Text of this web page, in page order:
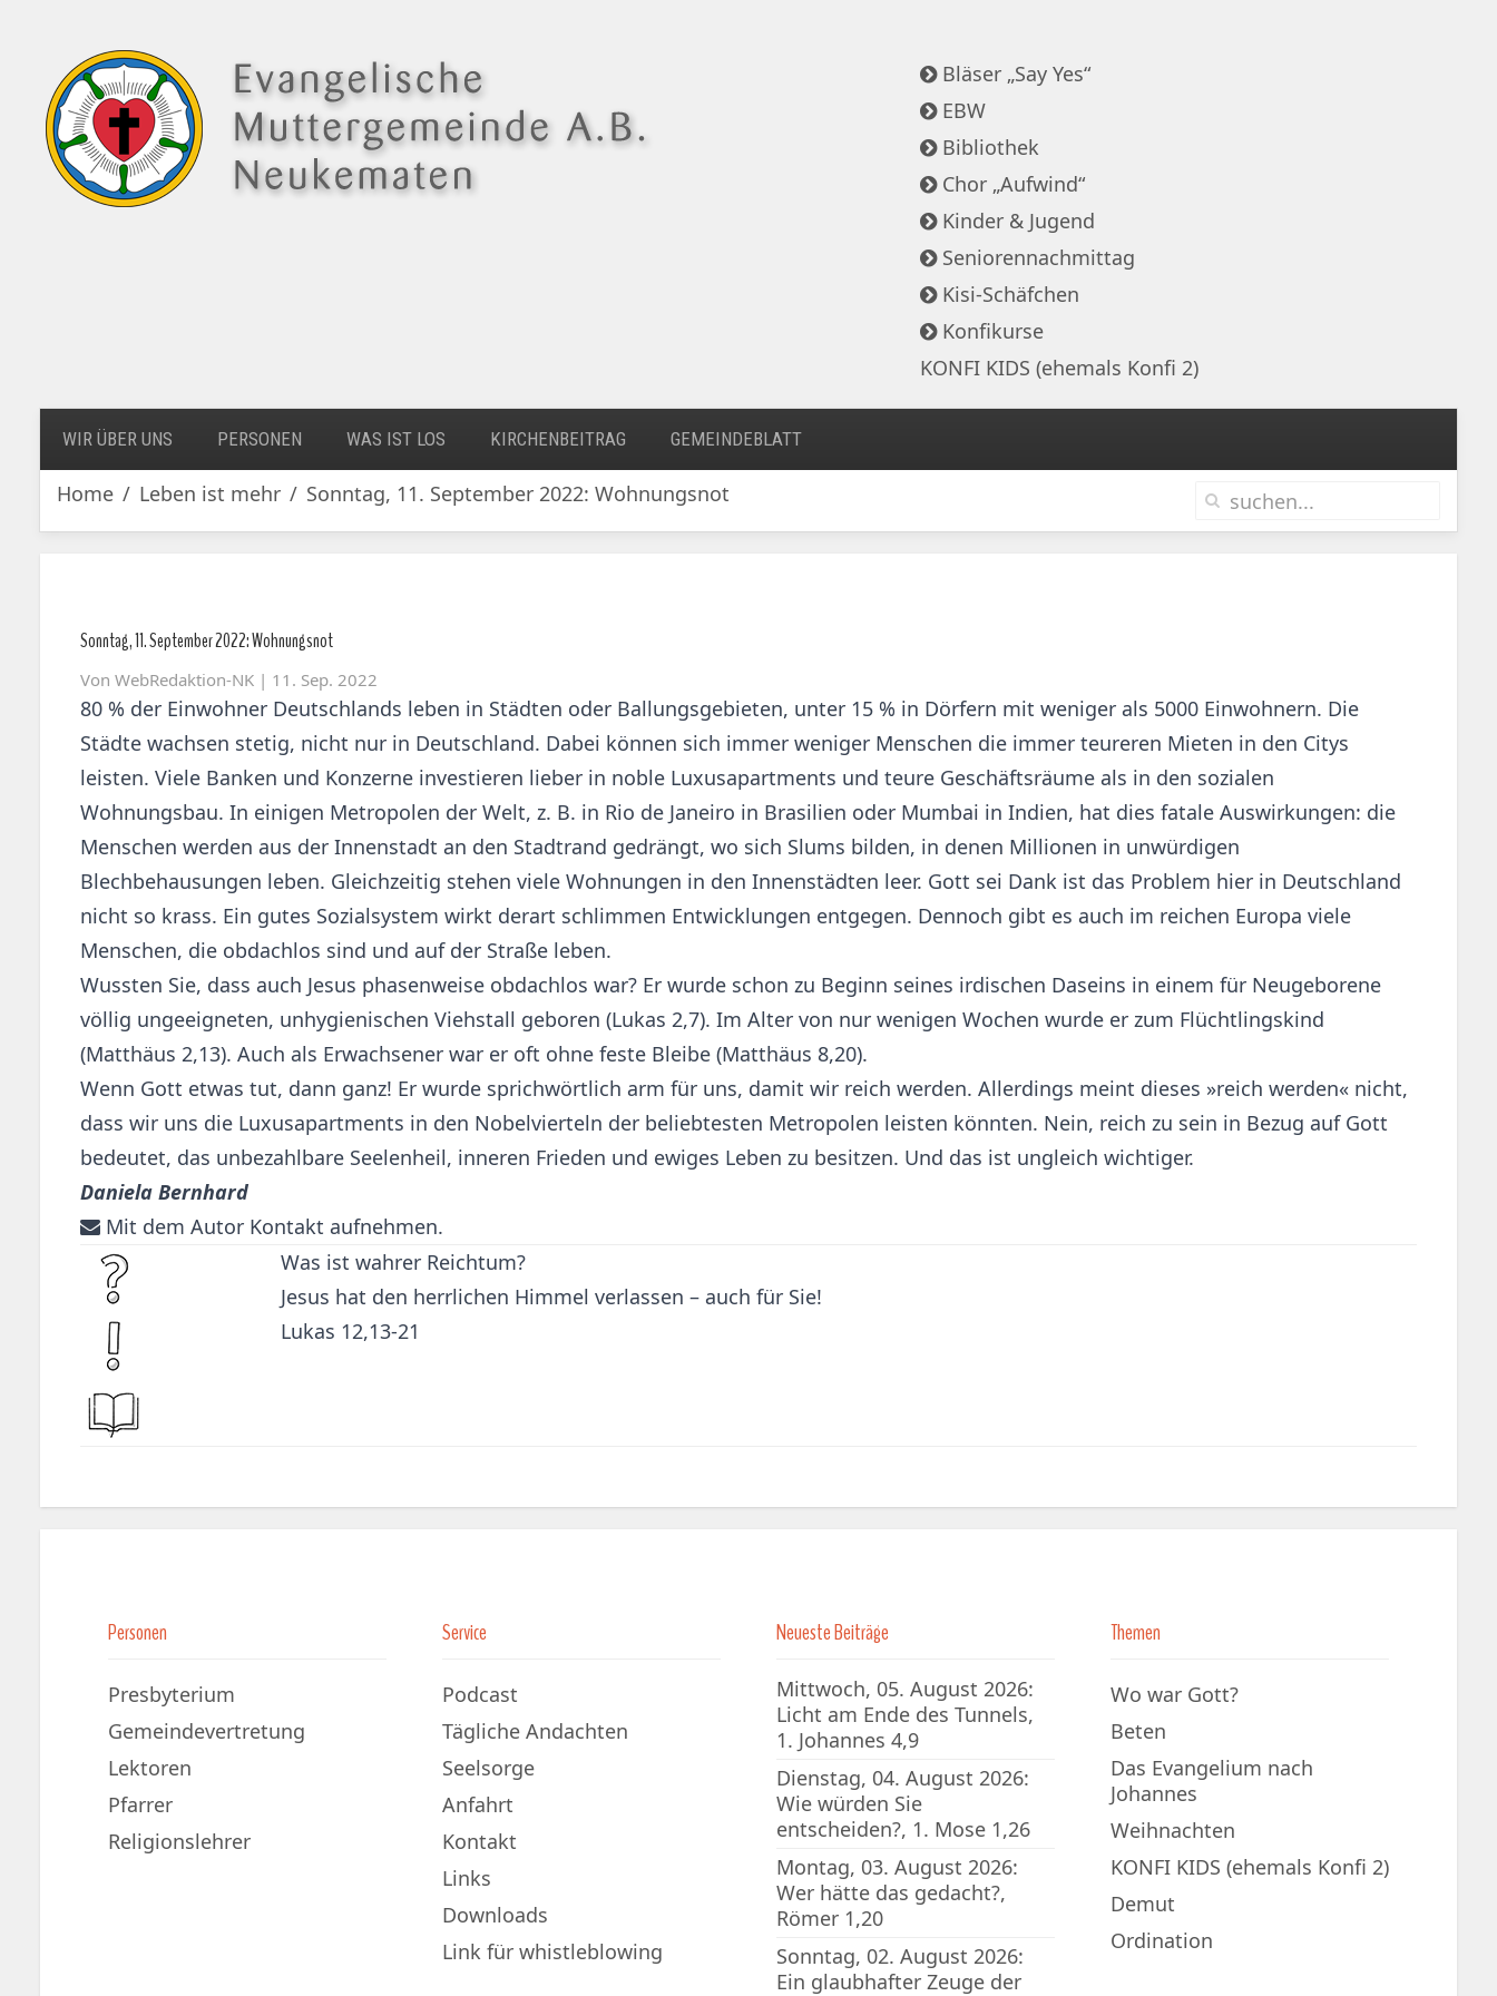
Bläser „Say Yes“
EBW
Bibliothek
Chor „Aufwind“
Kinder & Jugend
Seniorennachmittag
Kisi-Schäfchen
Konfikurse
KONFI KIDS (ehemals Konfi 2)
WIR ÜBER UNS PERSONEN WAS IST LOS KIRCHENBEITRAG GEMEINDEBLATT
Home Leben ist mehr Sonntag, 11. September 2022: Wohnungsnot
Sonntag, 11. September 2022: Wohnungsnot
Von WebRedaktion-NK | 11. Sep. 2022
80 % der Einwohner Deutschlands leben in Städten oder Ballungsgebieten, unter 15 % in Dörfern mit weniger als 5000 Einwohnern. Die
Städte wachsen stetig, nicht nur in Deutschland. Dabei können sich immer weniger Menschen die immer teureren Mieten in den Citys
leisten. Viele Banken und Konzerne investieren lieber in noble Luxusapartments und teure Geschäftsräume als in den sozialen
Wohnungsbau. In einigen Metropolen der Welt, z. B. in Rio de Janeiro in Brasilien oder Mumbai in Indien, hat dies fatale Auswirkungen: die
Menschen werden aus der Innenstadt an den Stadtrand gedrängt, wo sich Slums bilden, in denen Millionen in unwürdigen
Blechbehausungen leben. Gleichzeitig stehen viele Wohnungen in den Innenstädten leer. Gott sei Dank ist das Problem hier in Deutschland
nicht so krass. Ein gutes Sozialsystem wirkt derart schlimmen Entwicklungen entgegen. Dennoch gibt es auch im reichen Europa viele
Menschen, die obdachlos sind und auf der Straße leben.
Wussten Sie, dass auch Jesus phasenweise obdachlos war? Er wurde schon zu Beginn seines irdischen Daseins in einem für Neugeborene
völlig ungeeigneten, unhygienischen Viehstall geboren (Lukas 2,7). Im Alter von nur wenigen Wochen wurde er zum Flüchtlingskind
(Matthäus 2,13). Auch als Erwachsener war er oft ohne feste Bleibe (Matthäus 8,20).
Wenn Gott etwas tut, dann ganz! Er wurde sprichwörtlich arm für uns, damit wir reich werden. Allerdings meint dieses »reich werden« nicht,
dass wir uns die Luxusapartments in den Nobelvierteln der beliebtesten Metropolen leisten könnten. Nein, reich zu sein in Bezug auf Gott
bedeutet, das unbezahlbare Seelenheil, inneren Frieden und ewiges Leben zu besitzen. Und das ist ungleich wichtiger.
Daniela Bernhard
Mit dem Autor Kontakt aufnehmen.
Was ist wahrer Reichtum?
Jesus hat den herrlichen Himmel verlassen – auch für Sie!
Lukas 12,13-21
Personen
Presbyterium
Gemeindevertretung
Lektoren
Pfarrer
Religionslehrer
Service
Podcast
Tägliche Andachten
Seelsorge
Anfahrt
Kontakt
Links
Downloads
Link für whistleblowing
Neueste Beiträge
Mittwoch, 05. August 2026:
Licht am Ende des Tunnels,
1. Johannes 4,9
Dienstag, 04. August 2026:
Wie würden Sie
entscheiden?, 1. Mose 1,26
Montag, 03. August 2026:
Wer hätte das gedacht?,
Römer 1,20
Sonntag, 02. August 2026:
Ein glaubhafter Zeuge der
Themen
Wo war Gott?
Beten
Das Evangelium nach
Johannes
Weihnachten
KONFI KIDS (ehemals Konfi 2)
Demut
Ordination